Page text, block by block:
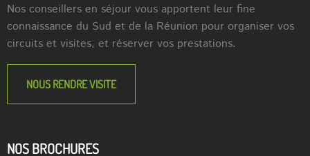
Nos conseillers en séjour vous apportent leur fine
connaissance du Sud et de la Réunion pour organiser vos
circuits et visites, et réserver vos prestations.
NOUS RENDRE VISITE
NOS BROCHURES